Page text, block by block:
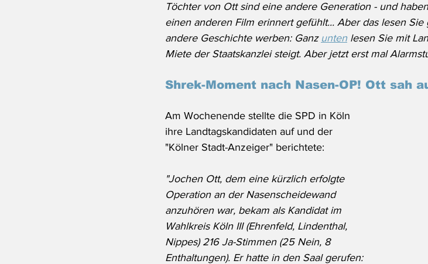
Töchter von Ott sind eine andere Generation - und
einen anderen Film erinnert gefühlt... Aber das lesen
andere Geschichte werben: Ganz unten lesen Sie mit
Miete der Staatskanzlei steigt. Aber jetzt erst mal
Shrek-Moment nach Nasen-OP! Ott sah
Am Wochenende stellte die SPD in Köln
ihre Landtagskandidaten auf und der
"Kölner Stadt-Anzeiger" berichtete:
"Jochen Ott, dem eine kürzlich erfolgte
Operation an der Nasenscheidewand
anzuhören war, bekam als Kandidat im
Wahlkreis Köln III (Ehrenfeld, Lindenthal,
Nippes) 216 Ja-Stimmen (25 Nein, 8
Enthaltungen). Er hatte in den Saal gerufen: